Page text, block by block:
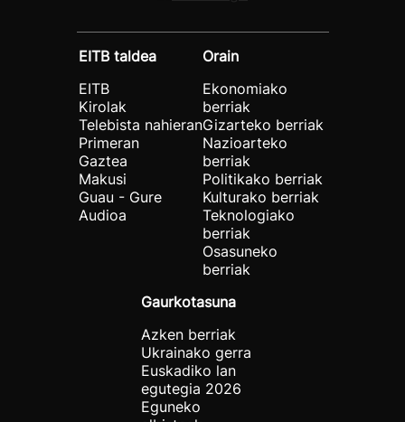
EITB taldea
EITB
Kirolak
Telebista nahieran
Primeran
Gaztea
Makusi
Guau - Gure
Audioa
Orain
Ekonomiako
berriak
Gizarteko berriak
Nazioarteko
berriak
Politikako berriak
Kulturako berriak
Teknologiako
berriak
Osasuneko
berriak
Gaurkotasuna
Azken berriak
Ukrainako gerra
Euskadiko lan
egutegia 2026
Eguneko